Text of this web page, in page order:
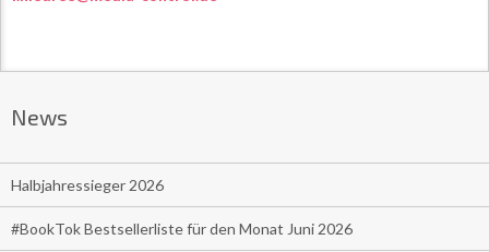
News
Halbjahressieger 2026
#BookTok Bestsellerliste für den Monat Juni 2026